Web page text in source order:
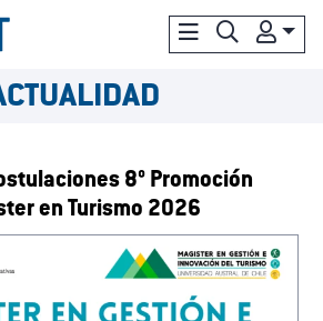
8° Promoción
en Turismo 2026